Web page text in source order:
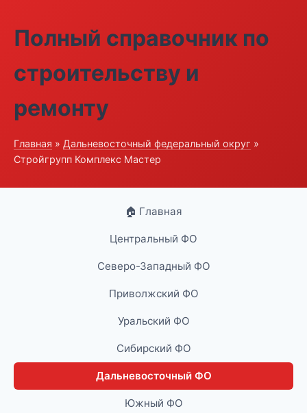
Полный справочник по
строительству и
ремонту
Главная » Дальневосточный федеральный округ »
Стройгрупп Комплекс Мастер
🏠 Главная
Центральный ФО
Северо-Западный ФО
Приволжский ФО
Уральский ФО
Сибирский ФО
Дальневосточный ФО
Южный ФО